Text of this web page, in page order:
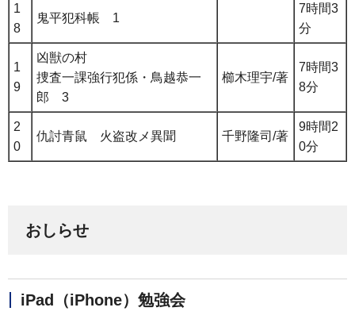
1
8
鬼平犯科帳 1
7時間3
分
1
9
凶獣の村
捜査一課強行犯係・鳥越恭一
郎 3
櫛木理宇/著
7時間3
8分
2
0
仇討青鼠 火盗改メ異聞 千野隆司/著
9時間2
0分
おしらせ
iPad（iPhone）勉強会